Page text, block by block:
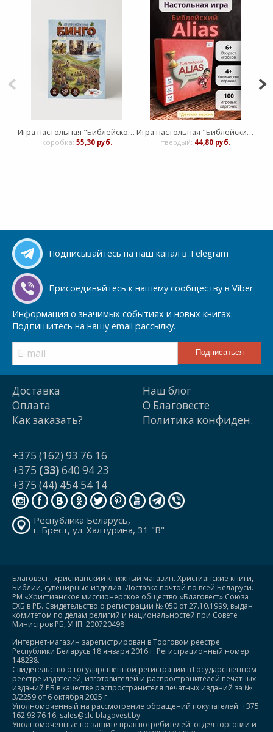
Игра настольная "Библейское Бинго" Герои Нового Завета
коробка: 55,30 руб.
Игра настольная "Библейский Alias" (скажи иначе) Детская версия
твердый: 44,80 руб.
Подписывайтесь на наш канал в Telegram
Присоединяйтесь к нашему сообществу в Viber
Информация о значимых событиях и новых книгах.
Подпишитесь на нашу email рассылку.
Доставка
Оплата
Как заказать?
Наш блог
О Благовесте
Политика конфиден.
+375 (162) 93 76 16
+375 (33)640 94 23
+375 (44) 454 54 14
Республика Беларусь,
г. Брест, ул. Халтурина, 31 "В"
Благовест - христианский книжный магазин. Христианские книги,
Библии, сувенирные изделия. Доставка почтой по всей Беларуси.
РМ «Христианское миссионерское общество «Благовест» Союза
ЕХБ в РБ. Свидетельство о регистрации № 050 от 27.10.1999, выдан
комитетом по делам религий и национальностей при Совете
Министров РБ; УНП: 200720498
Интернет-магазин зарегистрирован в Торговом реестре
Республики Беларусь 18 января 2016 г. Регистрационный номер:
148238.
Свидетельство о государственной регистрации в Государственном
реестре издателей, изготовителей и распространителей печатных
изданий РБ в качестве распространителя печатных изданий за №
3/2259 от 6 октября 2025 г..
Уполномоченный на рассмотрение обращений покупателей: +375
162 93 76 16, sales@clc-blagovest.by
Уполномоченные по защите прав потребителей: отдел торговли и